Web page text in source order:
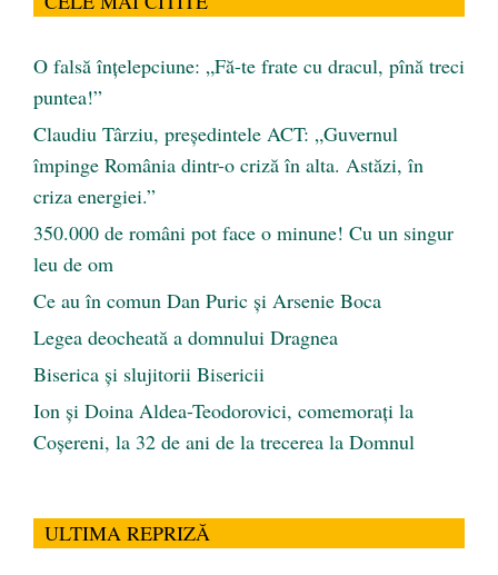
O falsă înțelepciune: „Fă-te frate cu dracul, pînă treci
puntea!”
Claudiu Târziu, președintele ACT: „Guvernul
împinge România dintr-o criză în alta. Astăzi, în
criza energiei.”
350.000 de români pot face o minune! Cu un singur
leu de om
Ce au în comun Dan Puric şi Arsenie Boca
Legea deocheată a domnului Dragnea
Biserica și slujitorii Bisericii
Ion și Doina Aldea-Teodorovici, comemorați la
Coșereni, la 32 de ani de la trecerea la Domnul
ULTIMA REPRIZĂ